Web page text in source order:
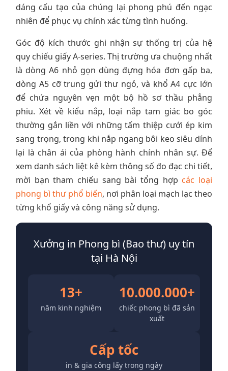
dáng cấu tạo của chúng lại phong phú đến ngạc
nhiên để phục vụ chính xác từng tình huống.
Góc độ kích thước ghi nhận sự thống trị của hệ
quy chiếu giấy A-series. Thị trường ưa chuộng nhất
là dòng A6 nhỏ gọn dùng đựng hóa đơn gấp ba,
dòng A5 cỡ trung gửi thư ngỏ, và khổ A4 cực lớn
để chứa nguyên vẹn một bộ hồ sơ thầu phẳng
phiu. Xét về kiểu nắp, loại nắp tam giác bo góc
thường gắn liền với những tấm thiệp cưới ép kim
sang trọng, trong khi nắp ngang bôi keo siêu dính
lại là chân ái của phòng hành chính nhân sự. Để
xem danh sách liệt kê kèm thông số đo đạc chi tiết,
mời bạn tham chiếu sang bài tổng hợp các loại
phong bì thư phổ biến, nơi phân loại mạch lạc theo
từng khổ giấy và công năng sử dụng.
Xưởng in Phong bì (Bao thư) uy tín
tại Hà Nội
13+
năm kinh nghiệm
10.000.000+
chiếc phong bì đã sản
xuất
Cấp tốc
in & gia công lấy trong ngày